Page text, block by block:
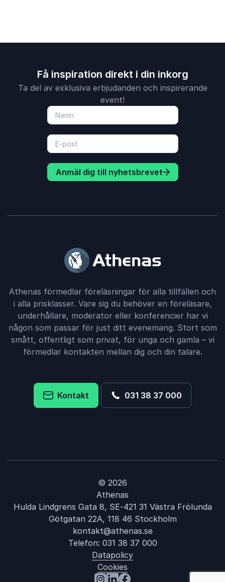
Få inspiration direkt i din inkorg
Ta del av exklusiva erbjudanden och inspirerande
event!
Anmäl dig till nyhetsbrevet
Athenas förmedlar föreläsningar för alla tillfällen och
i alla prisklasser. Vare sig du behöver en föreläsare,
underhållare, moderator eller konferencier har vi
någon som passar för just ditt evenemang. Stort som
smått, offentligt som privat, för unga och gamla – vi
förmedlar kontakten mellan dig och din talare.
Kontakt 031 38 37 000
© 2026
Athenas
Hulda Lindgrens Gata 8, SE-421 31 Västra Frölunda
Götgatan 22A, 118 46 Stockholm
kontakt@athenas.se
Telefon: 031 38 37 000
Datapolicy
Cookies